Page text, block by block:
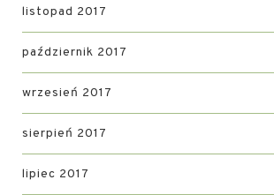
listopad 2017
październik 2017
wrzesień 2017
sierpień 2017
lipiec 2017